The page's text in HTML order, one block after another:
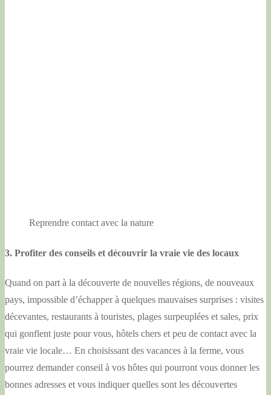
Reprendre contact avec la nature
3. Profiter des conseils et découvrir la vraie vie des locaux
Quand on part à la découverte de nouvelles régions, de nouveaux
pays, impossible d’échapper à quelques mauvaises surprises : visites
décevantes, restaurants à touristes, plages surpeuplées et sales, prix
qui gonflent juste pour vous, hôtels chers et peu de contact avec la
vraie vie locale… En choisissant des vacances à la ferme, vous
pourrez demander conseil à vos hôtes qui pourront vous donner les
bonnes adresses et vous indiquer quelles sont les découvertes